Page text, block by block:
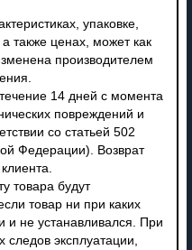
упаковке,
также ценах, может как
производителем
14 дней с момента
повреждений и
со статьей 502
Федерации). Возврат
товара будут
товар ни при каких
и не устанавливался. При
эксплуатации,